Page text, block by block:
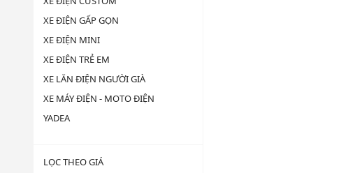
XE ĐIỆN GẤP GỌN
XE ĐIỆN MINI
XE ĐIỆN TRẺ EM
XE LĂN ĐIỆN NGƯỜI GIÀ
XE MÁY ĐIỆN - MOTO ĐIỆN
YADEA
LỌC THEO GIÁ